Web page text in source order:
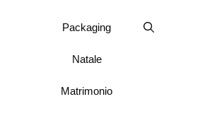
Packaging
Natale
Matrimonio